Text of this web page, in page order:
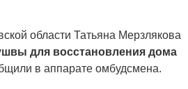
области Татьяна Мерзлякова
для восстановления дома
в аппарате омбудсмена.